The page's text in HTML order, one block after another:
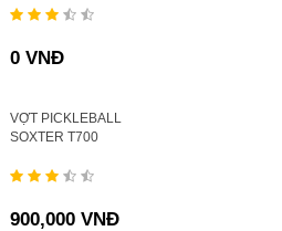
0 VNĐ
VỢT PICKLEBALL
SOXTER T700
900,000 VNĐ